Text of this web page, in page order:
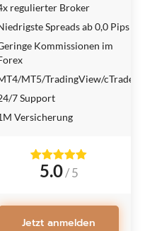
regulierter Broker
Spreads ab 0,0 Pips
Kommissionen im
MT5/TradingView/cTrader
7 Support
Versicherung
5.0/ 5
Jetzt anmelden